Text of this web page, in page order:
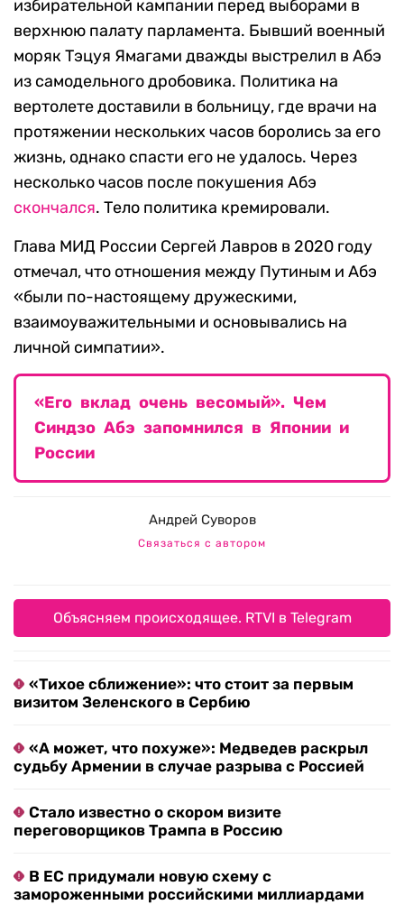
избирательной кампании перед выборами в
верхнюю палату парламента. Бывший военный
моряк Тэцуя Ямагами дважды выстрелил в Абэ
из самодельного дробовика. Политика на
вертолете доставили в больницу, где врачи на
протяжении нескольких часов боролись за его
жизнь, однако спасти его не удалось. Через
несколько часов после покушения Абэ
скончался. Тело политика кремировали.
Глава МИД России Сергей Лавров в 2020 году
отмечал, что отношения между Путиным и Абэ
«были по-настоящему дружескими,
взаимоуважительными и основывались на
личной симпатии».
«Его вклад очень весомый». Чем
Синдзо Абэ запомнился в Японии и
России
Андрей Суворов
Связаться с автором
Объясняем происходящее. RTVI в Telegram
«Тихое сближение»: что стоит за первым
визитом Зеленского в Сербию
«А может, что похуже»: Медведев раскрыл
судьбу Армении в случае разрыва с Россией
Стало известно о скором визите
переговорщиков Трампа в Россию
В ЕС придумали новую схему с
замороженными российскими миллиардами